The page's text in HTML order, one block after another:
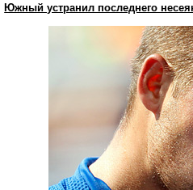
Южный устранил последнего